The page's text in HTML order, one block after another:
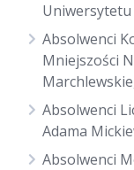
Uniwersytetu
Absolwenci
Mniejszości
Absolwenci
Adama
Absolwenci